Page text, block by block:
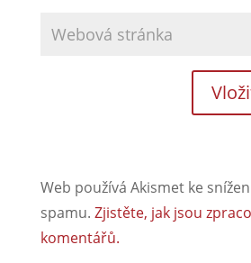
Web používá Akismet ke
spamu. Zjistěte, jak jsou
komentářů.